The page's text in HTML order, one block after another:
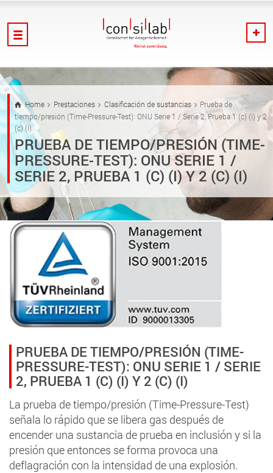
Home Prestaciones Clasificación de sustancias
Prueba de
tiempo/presión (Time-Pressure-Test): ONU Serie 1 / Serie 2, Prueba 1 (c) (i) y 2
(c) (i)
PRUEBA DE TIEMPO/PRESIÓN (TIME-
PRESSURE-TEST): ONU SERIE 1 /
SERIE 2, PRUEBA 1 (C) (I) Y 2 (C) (I)
PRUEBA DE TIEMPO/PRESIÓN (TIME-
PRESSURE-TEST): ONU SERIE 1 / SERIE
2, PRUEBA 1 (C) (I) Y 2 (C) (I)
La prueba de tiempo/presión (Time-Pressure-Test)
señala lo rápido que se libera gas después de
encender una sustancia de prueba en inclusión y si la
presión que entonces se forma provoca una
deflagración con la intensidad de una explosión.